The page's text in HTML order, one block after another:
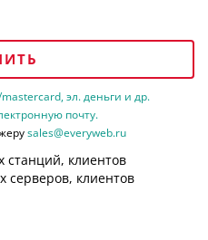
эл. деньги и др.
почту.
sales@everyweb.ru
станций, клиентов
серверов, клиентов